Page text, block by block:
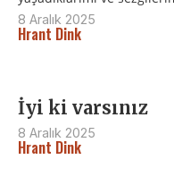
8 Aralık 2025
Hrant Dink
İyi ki varsınız
8 Aralık 2025
Hrant Dink